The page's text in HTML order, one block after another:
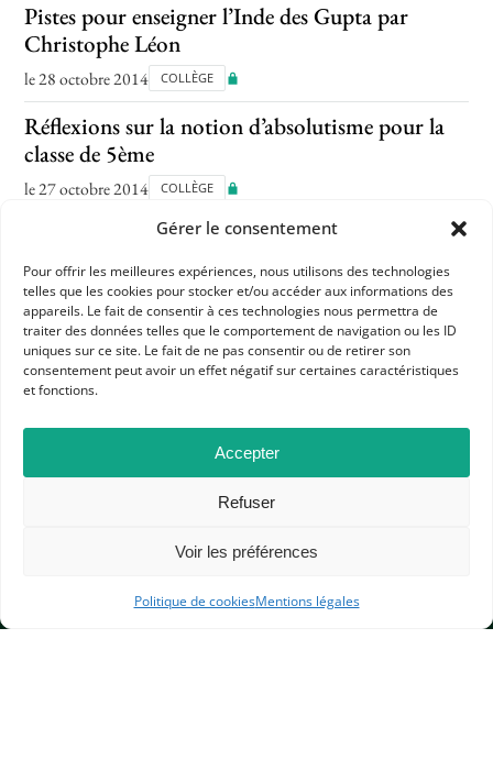
Gérer le consentement
Pour offrir les meilleures expériences, nous utilisons des technologies
telles que les cookies pour stocker et/ou accéder aux informations des
appareils. Le fait de consentir à ces technologies nous permettra de
traiter des données telles que le comportement de navigation ou les ID
uniques sur ce site. Le fait de ne pas consentir ou de retirer son
consentement peut avoir un effet négatif sur certaines caractéristiques
et fonctions.
Accepter
Refuser
Voir les préférences
Politique de cookiesMentions légales
Pistes pour enseigner l’Inde des Gupta par
Christophe Léon
le 28 octobre 2014 COLLÈGE
Réflexions sur la notion d’absolutisme pour la
classe de 5ème
le 27 octobre 2014 COLLÈGE
Trois Républiques
le 27 octobre 2014 LYCÉE GÉNÉRAL ET TECHNOLOGIQUE
Activité B2I : Travail de recherche sur le
château de Chateaugiron (Ile et Vilaine,
Bretagne)
6 7
APHG